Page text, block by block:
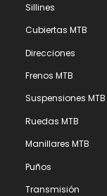
Sillines
Cubiertas MTB
Direcciones
Frenos MTB
Suspensiones MTB
Ruedas MTB
Manillares MTB
Puños
Transmisión